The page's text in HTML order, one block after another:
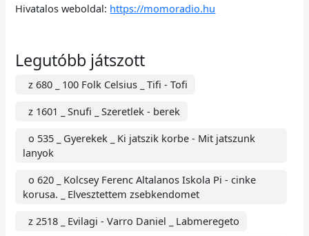
Hivatalos weboldal: https://momoradio.hu
Legutóbb játszott
z 680 _ 100 Folk Celsius _ Tifi - Tofi
z 1601 _ Snufi _ Szeretlek - berek
o 535 _ Gyerekek _ Ki jatszik korbe - Mit jatszunk
lanyok
o 620 _ Kolcsey Ferenc Altalanos Iskola Pi - cinke
korusa. _ Elvesztettem zsebkendomet
z 2518 _ Evilagi - Varro Daniel _ Labmeregeto